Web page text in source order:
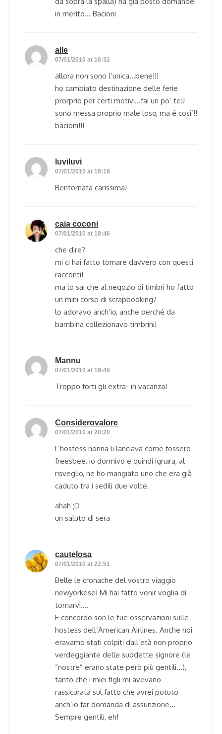
in merito… Bacioni
alle
07/01/2010 at 16:32
allora non sono l’unica…bene!!!
ho cambiato destinazione delle ferie
prorprio per certi motivi…fai un po’ te!!
sono messa proprio male loso, ma é cosi’!!
bacioni!!!
luviluvi
07/01/2010 at 18:18
Bentornata carissima!
caia coconi
07/01/2010 at 18:46
che dire?
mi ci hai fatto tornare davvero con questi
racconti!
ma lo sai che al negozio di timbri ho fatto
un mini corso di scrapbooking?
lo adoravo anch’io, anche perché da
bambina collezionavo timbrini!
Mannu
07/01/2010 at 19:40
Troppo forti gli extra- in vacanza!
Considerovalore
07/01/2010 at 20:20
L’hostess nonna li lanciava come fossero
freesbee, io dormivo e quindi ignara, al
risveglio, ne ho mangiato uno che era già
caduto tra i sedili due volte.
ahah ;D
un saluto di sera
cautelosa
07/01/2010 at 22:51
Belle le cronache del vostro viaggio
newyorkese! Mi hai fatto venir voglia di
tornarvi….
E concordo son le tue osservazioni sulle
hostess dell’American Airlines. Anche noi
eravamo stati colpiti dall’età non proprio
verdeggiante delle suddette signore (le
“nostre” erano state però più gentili…),
tanto che i miei figli mi avevano
rassicurata sul fatto che avrei potuto
anch’io far domanda di assunzione…
Sempre gentili, eh!